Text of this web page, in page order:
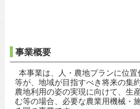
事業概要
本事業は、人・農地プランに位
等が、地域が目指すべき将来の集
農地利用の姿の実現に向けて、生
む等の場合、必要な農業用機械・